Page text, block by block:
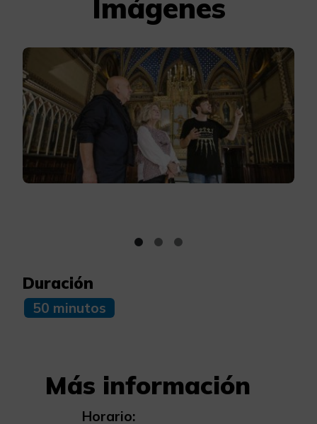
Imágenes
Duración
50 minutos
Más información
Horario: